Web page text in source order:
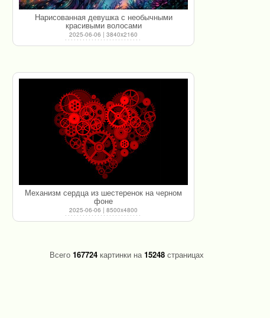
Нарисованная девушка с необычными
красивыми волосами
2025-06-06 | 3840x2160
Механизм сердца из шестеренок на черном
фоне
2025-06-06 | 8500x4800
Всего 167724 картинки на15248 страницах